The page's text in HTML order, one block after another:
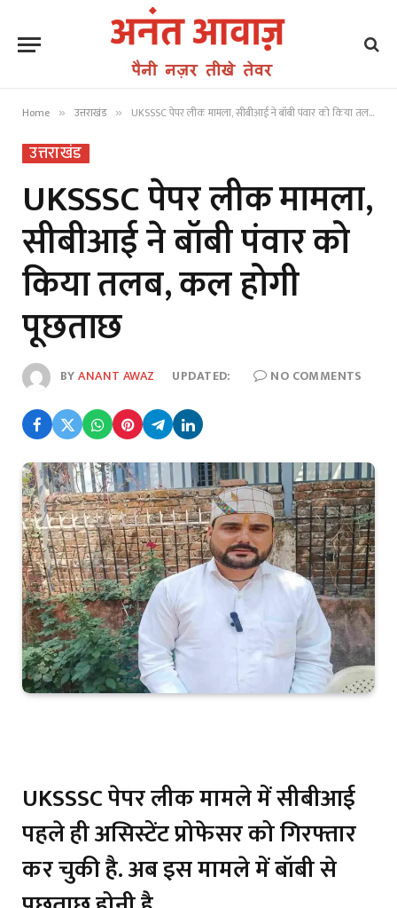
Home » उत्तराखंड » UKSSSC पेपर लीक मामला, सीबीआई ने बॉबी पंवार को किया तलब, कल होगी पूछताछ
उत्तराखंड
UKSSSC पेपर लीक मामला,
सीबीआई ने बॉबी पंवार को
किया तलब, कल होगी
पूछताछ
BYANANT AWAZ UPDATED: NO COMMENTS
UKSSSC पेपर लीक मामले में सीबीआई
पहले ही असिस्टेंट प्रोफेसर को गिरफ्तार
कर चुकी है. अब इस मामले में बॉबी से